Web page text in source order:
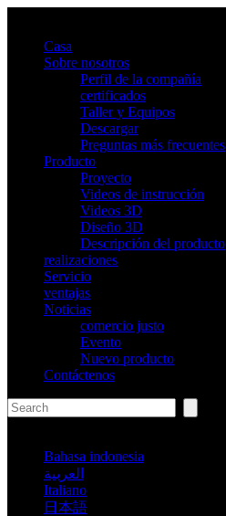
Casa
Sobre nosotros
Perfil de la compañía
certificados
Taller y Equipos
Descargar
Preguntas más frecuentes
Producto
Proyecto
Videos de instrucción
Videos 3D
Diseño 3D
Descripción del producto
realizaciones
Servicio
ventajas
Noticias
comercio justo
Evento
Nuevo producto
Contáctenos
Bahasa indonesia
العربية
Italiano
日本語